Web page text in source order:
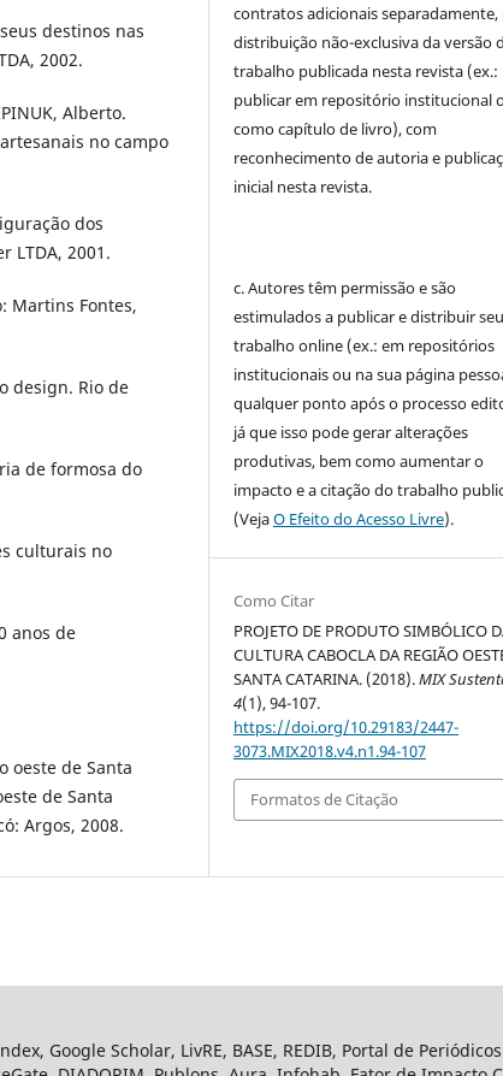
destinos nas
2002.
Alberto.
no campo
dos
LTDA, 2001.
Martins Fontes,
design. Rio de
de formosa do
culturais no
anos de
oeste de Santa
de Santa
Argos, 2008.
contratos adicionais separadamente,
distribuição não-exclusiva da versão
trabalho publicada nesta revista (ex.:
publicar em repositório institucional
como capítulo de livro), com
reconhecimento de autoria e
inicial nesta revista.
c. Autores têm permissão e são
estimulados a publicar e distribuir seu
trabalho online (ex.: em repositórios
institucionais ou na sua página
qualquer ponto após o processo
já que isso pode gerar alterações
produtivas, bem como aumentar o
impacto e a citação do trabalho
(VejaO Efeito do Acesso Livre).
Como Citar
PROJETO DE PRODUTO SIMBÓLICO
CULTURA CABOCLA DA REGIÃO
SANTA CATARINA. (2018).MIX
4(1), 94-107.
https://doi.org/10.29183/2447-
3073.MIX2018.v4.n1.94-107
Formatos de Citação
Google Scholar, LivRE, BASE, REDIB, Portal de Periódicos